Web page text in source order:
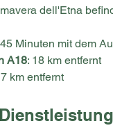
dell'Etna
Minuten mit dem
A18: 18 km entfernt
km entfernt